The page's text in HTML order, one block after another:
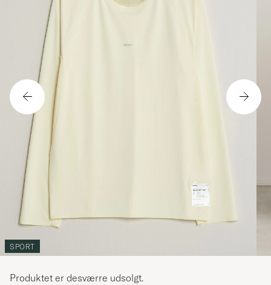
SPORT
Produktet er desværre udsolgt.